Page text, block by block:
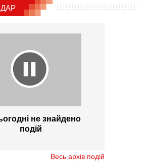
не знайдено
подій
Весь архів подій